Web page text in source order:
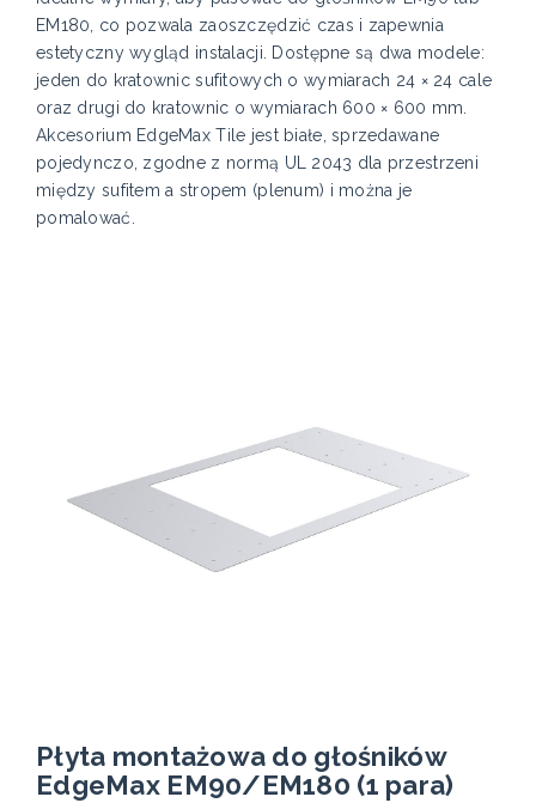
EM180, co pozwala zaoszczędzić czas i zapewnia
estetyczny wygląd instalacji. Dostępne są dwa modele:
jeden do kratownic sufitowych o wymiarach 24 × 24 cale
oraz drugi do kratownic o wymiarach 600 × 600 mm.
Akcesorium EdgeMax Tile jest białe, sprzedawane
pojedynczo, zgodne z normą UL 2043 dla przestrzeni
między sufitem a stropem (plenum) i można je
pomalować.
Płyta montażowa do głośników
EdgeMax EM90/EM180 (1 para)